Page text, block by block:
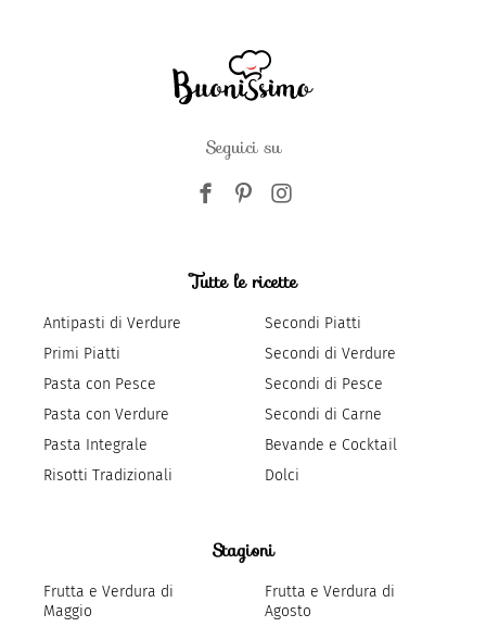
Seguici su
Tutte le ricette
Antipasti di Verdure
Primi Piatti
Pasta con Pesce
Pasta con Verdure
Pasta Integrale
Risotti Tradizionali
Secondi Piatti
Secondi di Verdure
Secondi di Pesce
Secondi di Carne
Bevande e Cocktail
Dolci
Stagioni
Frutta e Verdura di
Maggio
Frutta e Verdura di
Agosto